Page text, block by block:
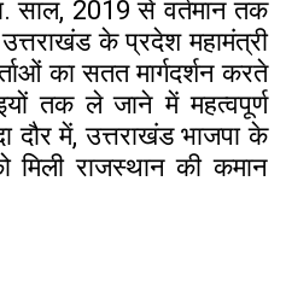
साल, 2019 से वर्तमान तक
के प्रदेश महामंत्री
का सतत मार्गदर्शन करते
तक ले जाने में महत्वपूर्ण
दौर में, उत्तराखंड भाजपा के
मिली राजस्थान की कमान